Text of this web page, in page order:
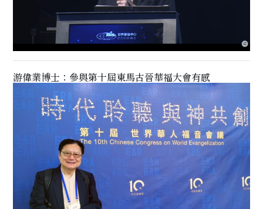
游偉業博士：參與第十屆東馬古晉華福大會有感